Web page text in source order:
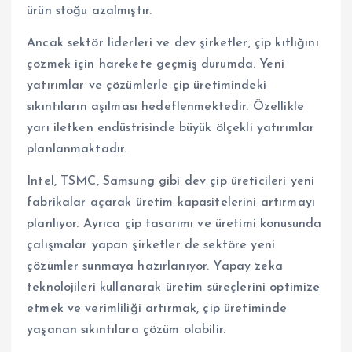
ürün stoğu azalmıştır.
Ancak sektör liderleri ve dev şirketler, çip kıtlığını
çözmek için harekete geçmiş durumda. Yeni
yatırımlar ve çözümlerle çip üretimindeki
sıkıntıların aşılması hedeflenmektedir. Özellikle
yarı iletken endüstrisinde büyük ölçekli yatırımlar
planlanmaktadır.
Intel, TSMC, Samsung gibi dev çip üreticileri yeni
fabrikalar açarak üretim kapasitelerini artırmayı
planlıyor. Ayrıca çip tasarımı ve üretimi konusunda
çalışmalar yapan şirketler de sektöre yeni
çözümler sunmaya hazırlanıyor. Yapay zeka
teknolojileri kullanarak üretim süreçlerini optimize
etmek ve verimliliği artırmak, çip üretiminde
yaşanan sıkıntılara çözüm olabilir.